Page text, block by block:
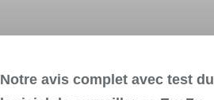
Notre avis complet avec test du